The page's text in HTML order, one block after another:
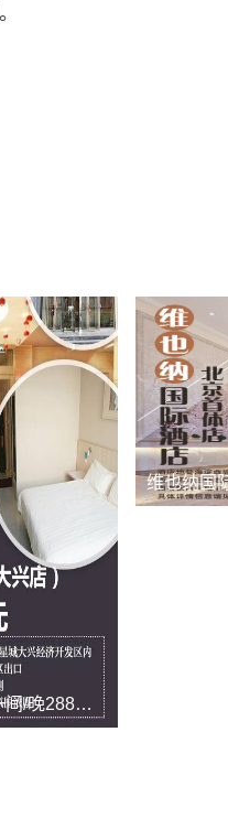
锦江之星大兴开发区店一间/晚288元 不...